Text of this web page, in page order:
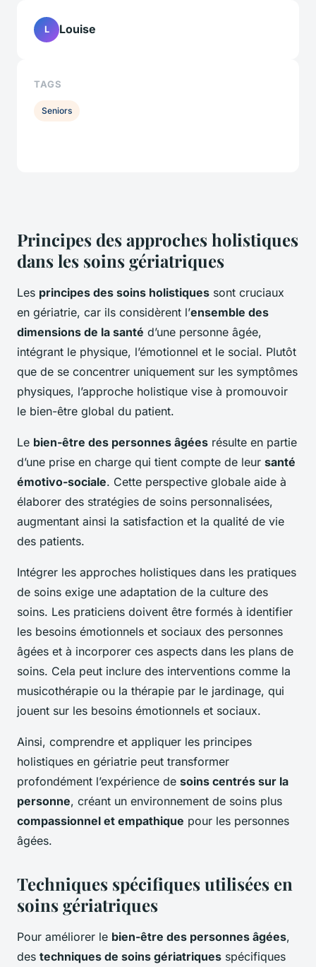
Principes des approches holistiques
dans les soins gériatriques
Les principes des soins holistiques sont cruciaux
en gériatrie, car ils considèrent l’ensemble des
dimensions de la santé d’une personne âgée,
intégrant le physique, l’émotionnel et le social. Plutôt
que de se concentrer uniquement sur les symptômes
physiques, l’approche holistique vise à promouvoir
le bien-être global du patient.
Le bien-être des personnes âgées résulte en partie
d’une prise en charge qui tient compte de leur santé
émotivo-sociale. Cette perspective globale aide à
élaborer des stratégies de soins personnalisées,
augmentant ainsi la satisfaction et la qualité de vie
des patients.
Intégrer les approches holistiques dans les pratiques
de soins exige une adaptation de la culture des
soins. Les praticiens doivent être formés à identifier
les besoins émotionnels et sociaux des personnes
âgées et à incorporer ces aspects dans les plans de
soins. Cela peut inclure des interventions comme la
musicothérapie ou la thérapie par le jardinage, qui
jouent sur les besoins émotionnels et sociaux.
Ainsi, comprendre et appliquer les principes
holistiques en gériatrie peut transformer
profondément l’expérience de soins centrés sur la
personne, créant un environnement de soins plus
compassionnel et empathique pour les personnes
âgées.
Techniques spécifiques utilisées en
soins gériatriques
Pour améliorer le bien-être des personnes âgées,
des techniques de soins gériatriques spécifiques
L Louise
TAGS
Seniors